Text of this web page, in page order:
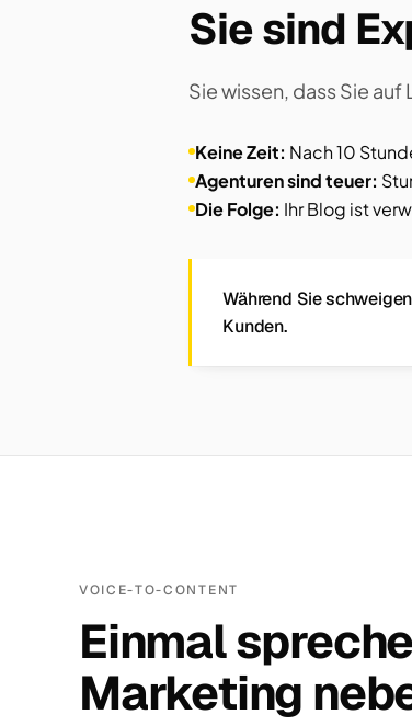
Sie sind
Sie wissen, dass Sie
Keine Zeit: Nach 10
Agenturen sind teuer:
Die Folge: Ihr Blog ist
Während Sie
Kunden.
VOICE-TO-CONTENT
Einmal
Marketing